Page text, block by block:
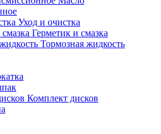
Уход и очистка
Герметик и смазка
Тормозная жидкость
Комплект дисков